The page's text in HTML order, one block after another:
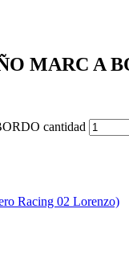
MARC A
cantidad